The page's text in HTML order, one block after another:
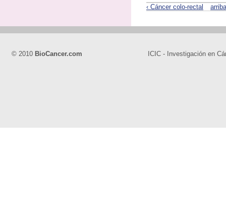
‹ Cáncer colo-rectal arriba
© 2010 BioCancer.com ICIC - Investigación en